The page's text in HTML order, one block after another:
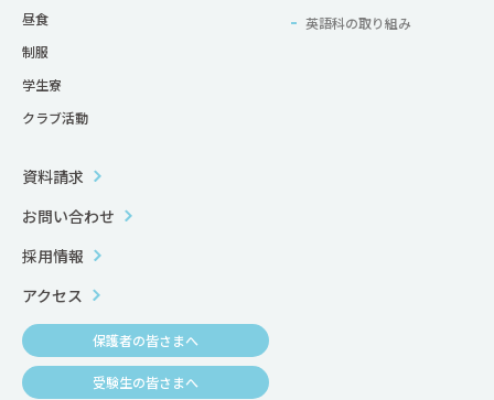
英語科の取り組み
昼食
制服
学生寮
クラブ活動
資料請求
お問い合わせ
採用情報
アクセス
保護者の皆さまへ
受験生の皆さまへ